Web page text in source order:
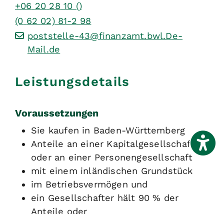
+06 20 28 10 ()
(0 62 02) 81-2 98
poststelle-43@finanzamt.bwl.De-
Mail.de
Leistungsdetails
Voraussetzungen
Sie kaufen in Baden-Württemberg
Anteile an einer Kapitalgesellschaft
oder an einer Personengesellschaft
mit einem inländischen Grundstück
im Betriebsvermögen und
ein Gesellschafter hält 90 % der
Anteile oder